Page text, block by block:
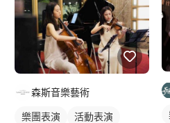
森斯音樂藝術
樂團表演
活動表演